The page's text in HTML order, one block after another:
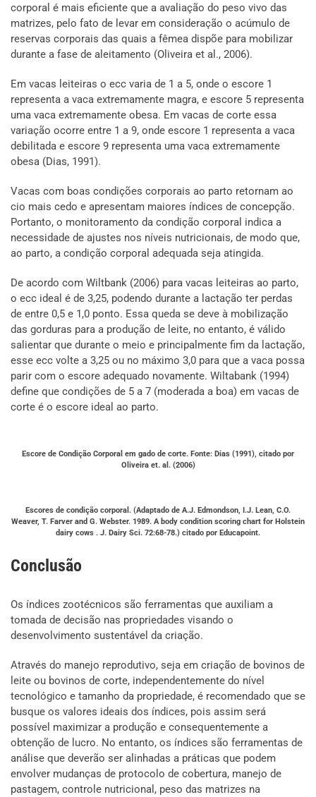
corporal é mais eficiente que a avaliação do peso vivo das
matrizes, pelo fato de levar em consideração o acúmulo de
reservas corporais das quais a fêmea dispõe para mobilizar
durante a fase de aleitamento (Oliveira et al., 2006).
Em vacas leiteiras o ecc varia de 1 a 5, onde o escore 1
representa a vaca extremamente magra, e escore 5 representa
uma vaca extremamente obesa. Em vacas de corte essa
variação ocorre entre 1 a 9, onde escore 1 representa a vaca
debilitada e escore 9 representa uma vaca extremamente
obesa (Dias, 1991).
Vacas com boas condições corporais ao parto retornam ao
cio mais cedo e apresentam maiores índices de concepção.
Portanto, o monitoramento da condição corporal indica a
necessidade de ajustes nos níveis nutricionais, de modo que,
ao parto, a condição corporal adequada seja atingida.
De acordo com Wiltbank (2006) para vacas leiteiras ao parto,
o ecc ideal é de 3,25, podendo durante a lactação ter perdas
de entre 0,5 e 1,0 ponto. Essa queda se deve à mobilização
das gorduras para a produção de leite, no entanto, é válido
salientar que durante o meio e principalmente fim da lactação,
esse ecc volte a 3,25 ou no máximo 3,0 para que a vaca possa
parir com o escore adequado novamente. Wiltabank (1994)
define que condições de 5 a 7 (moderada a boa) em vacas de
corte é o escore ideal ao parto.
Escore de Condição Corporal em gado de corte. Fonte: Dias (1991), citado por
Oliveira et. al. (2006)
Escores de condição corporal. (Adaptado de A.J. Edmondson, I.J. Lean, C.O.
Weaver, T. Farver and G. Webster. 1989. A body condition scoring chart for Holstein
dairy cows . J. Dairy Sci. 72:68-78.) citado por Educapoint.
Conclusão
Os índices zootécnicos são ferramentas que auxiliam a
tomada de decisão nas propriedades visando o
desenvolvimento sustentável da criação.
Através do manejo reprodutivo, seja em criação de bovinos de
leite ou bovinos de corte, independentemente do nível
tecnológico e tamanho da propriedade, é recomendado que se
busque os valores ideais dos índices, pois assim será
possível maximizar a produção e consequentemente a
obtenção de lucro. No entanto, os índices são ferramentas de
análise que deverão ser alinhadas a práticas que podem
envolver mudanças de protocolo de cobertura, manejo de
pastagem, controle nutricional, peso das matrizes na